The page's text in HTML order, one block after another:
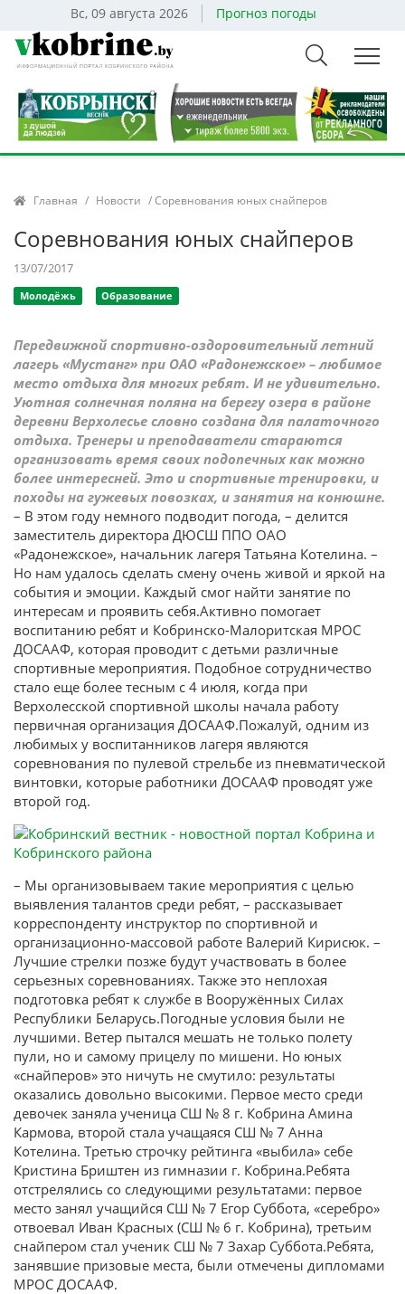
Вс, 09 августа 2026 Прогноз погоды
Главная / Новости / Соревнования юных снайперов
Соревнования юных снайперов
13/07/2017
Молодёжь Образование
Передвижной спортивно-оздоровительный летний
лагерь «Мустанг» при ОАО «Радонежское» – любимое
место отдыха для многих ребят. И не удивительно.
Уютная солнечная поляна на берегу озера в районе
деревни Верхолесье словно создана для палаточного
отдыха. Тренеры и преподаватели стараются
организовать время своих подопечных как можно
более интересней. Это и спортивные тренировки, и
походы на гужевых повозках, и занятия на конюшне.
– В этом году немного подводит погода, – делится
заместитель директора ДЮСШ ППО ОАО
«Радонежское», начальник лагеря Татьяна Котелина. –
Но нам удалось сделать смену очень живой и яркой на
события и эмоции. Каждый смог найти занятие по
интересам и проявить себя.Активно помогает
воспитанию ребят и Кобринско-Малоритская МРОС
ДОСААФ, которая проводит с детьми различные
спортивные мероприятия. Подобное сотрудничество
стало еще более тесным с 4 июля, когда при
Верхолесской спортивной школы начала работу
первичная организация ДОСААФ.Пожалуй, одним из
любимых у воспитанников лагеря являются
соревнования по пулевой стрельбе из пневматической
винтовки, которые работники ДОСААФ проводят уже
второй год.
– Мы организовываем такие мероприятия с целью
выявления талантов среди ребят, – рассказывает
корреспонденту инструктор по спортивной и
организационно-массовой работе Валерий Кирисюк. –
Лучшие стрелки позже будут участвовать в более
серьезных соревнованиях. Также это неплохая
подготовка ребят к службе в Вооружённых Силах
Республики Беларусь.Погодные условия были не
лучшими. Ветер пытался мешать не только полету
пули, но и самому прицелу по мишени. Но юных
«снайперов» это ничуть не смутило: результаты
оказались довольно высокими. Первое место среди
девочек заняла ученица СШ № 8 г. Кобрина Амина
Кармова, второй стала учащаяся СШ № 7 Анна
Котелина. Третью строчку рейтинга «выбила» себе
Кристина Бриштен из гимназии г. Кобрина.Ребята
отстрелялись со следующими результатами: первое
место занял учащийся СШ № 7 Егор Суббота, «серебро»
отвоевал Иван Красных (СШ № 6 г. Кобрина), третьим
снайпером стал ученик СШ № 7 Захар Суббота.Ребята,
занявшие призовые места, были отмечены дипломами
МРОС ДОСААФ.